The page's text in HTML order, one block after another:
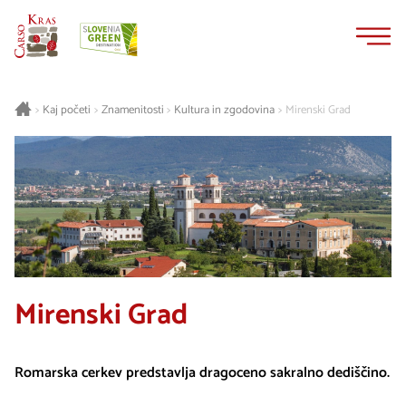
> Kaj početi > Znamenitosti > Kultura in zgodovina> Mirenski Grad
Mirenski Grad
Romarska cerkev predstavlja dragoceno sakralno dediščino.